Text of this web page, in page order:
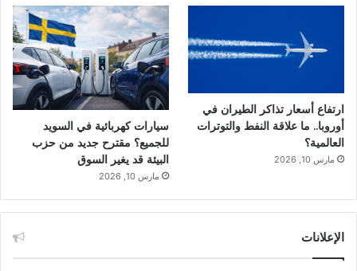
ارتفاع أسعار تذاكر الطيران في
أوروبا.. ما علاقة النفط والتوترات
العالمية؟
مارس 10, 2026
سيارات كهربائية في السويد
للجميع؟ مقترح جديد من حزب
البيئة قد يغير السوق
مارس 10, 2026
الإعلانات